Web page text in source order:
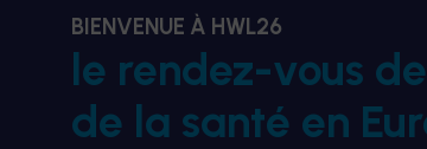
BIENVENUE À HWL26
le rendez-vous
de la santé en